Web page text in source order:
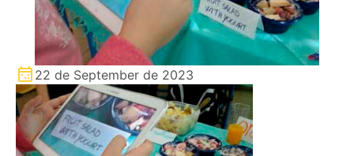
22 de September de 2023